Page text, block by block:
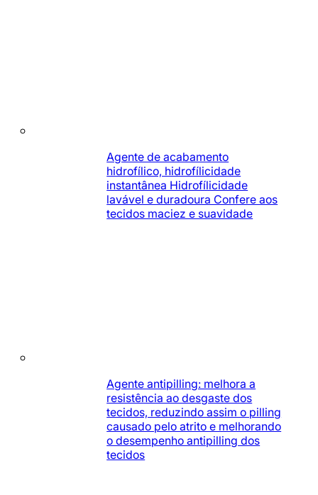
Agente de acabamento
hidrofílico, hidrofílicidade
instantânea Hidrofílicidade
lavável e duradoura Confere aos
tecidos maciez e suavidade
Agente antipilling: melhora a
resistência ao desgaste dos
tecidos, reduzindo assim o pilling
causado pelo atrito e melhorando
o desempenho antipilling dos
tecidos